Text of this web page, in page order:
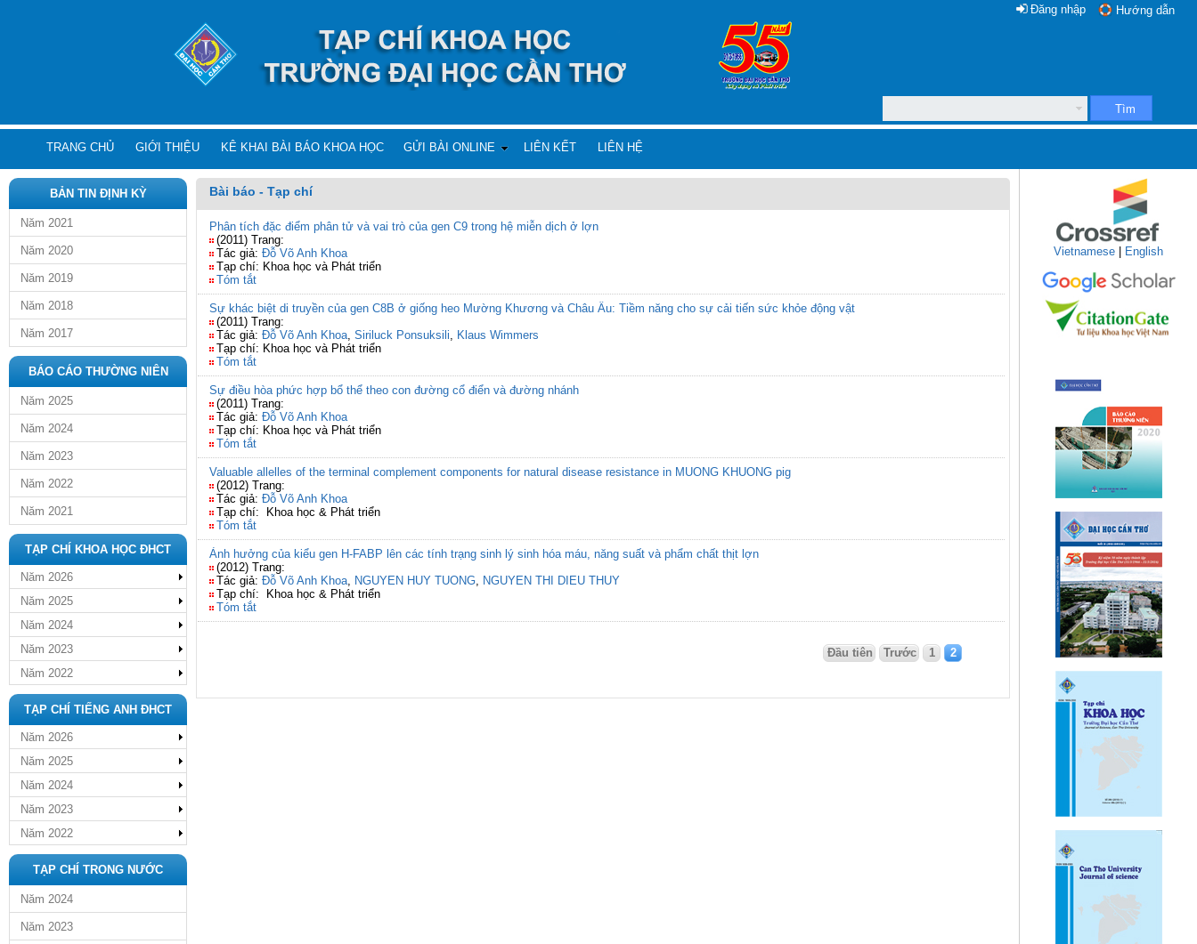
Hướng dẫn
Đăng nhập
Tìm
TRANG CHỦ GIỚI THIỆU KÊ KHAI BÀI BÁO KHOA HỌC GỬI BÀI ONLINE LIÊN KẾT LIÊN HỆ
BẢN TIN ĐỊNH KỲ
Năm 2021
Năm 2020
Năm 2019
Năm 2018
Năm 2017
BÁO CÁO THƯỜNG NIÊN
Năm 2025
Năm 2024
Năm 2023
Năm 2022
Năm 2021
TẠP CHÍ KHOA HỌC ĐHCT
Năm 2026
Năm 2025
Năm 2024
Năm 2023
Năm 2022
TẠP CHÍ TIẾNG ANH ĐHCT
Năm 2026
Năm 2025
Năm 2024
Năm 2023
Năm 2022
TẠP CHÍ TRONG NƯỚC
Năm 2024
Năm 2023
Bài báo - Tạp chí
Phân tích đặc điểm phân tử và vai trò của gen C9 trong hệ miễn dịch ở lợn
(2011) Trang:
Tác giả: Đỗ Võ Anh Khoa
Tạp chí: Khoa học và Phát triển
Tóm tắt
Sự khác biệt di truyền của gen C8B ở giống heo Mường Khương và Châu Âu: Tiềm năng cho sự cải tiến sức khỏe động vật
(2011) Trang:
Tác giả: Đỗ Võ Anh Khoa, Siriluck Ponsuksili, Klaus Wimmers
Tạp chí: Khoa học và Phát triển
Tóm tắt
Sự điều hòa phức hợp bổ thể theo con đường cổ điển và đường nhánh
(2011) Trang:
Tác giả: Đỗ Võ Anh Khoa
Tạp chí: Khoa học và Phát triển
Tóm tắt
Valuable allelles of the terminal complement components for natural disease resistance in MUONG KHUONG pig
(2012) Trang:
Tác giả: Đỗ Võ Anh Khoa
Tạp chí: Khoa học & Phát triển
Tóm tắt
Ảnh hưởng của kiểu gen H-FABP lên các tính trạng sinh lý sinh hóa máu, năng suất và phẩm chất thịt lợn
(2012) Trang:
Tác giả: Đỗ Võ Anh Khoa, NGUYEN HUY TUONG, NGUYEN THI DIEU THUY
Tạp chí: Khoa học & Phát triển
Tóm tắt
Đầu tiên Trước 1 2
Vietnamese English